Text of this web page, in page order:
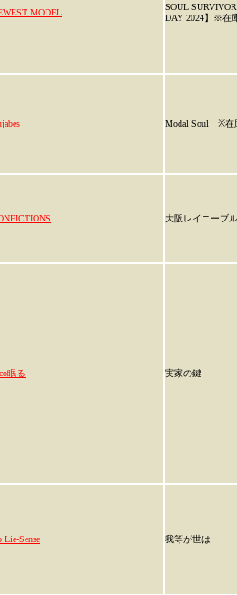
MODEL
SOUL
DAY 2024】※在
Modal Soul ※在
大阪レイニーブ
眠る 実家の鍵
Lie-Sense 我等が世は